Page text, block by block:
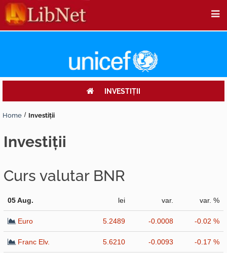
INVESTIŢII
Home Investiţii
investiţii
Curs valutar BNR
05 Aug. lei var. var. %
Euro 5.2489 -0.0008 -0.02 %
Franc Elv. 5.6210 -0.0093 -0.17 %